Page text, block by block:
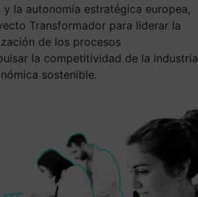
la autonomía estratégica europea,
Transformador para liderar la
de los procesos
la competitividad de la industria
sostenible.